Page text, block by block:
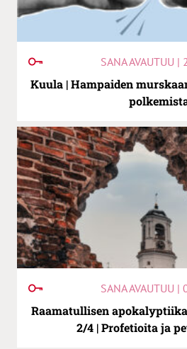
SANA AVAUTUU
Kuula | Hampaiden
SANA AVAUTUU
Raamatullisen
2/4 | Profetioita ja